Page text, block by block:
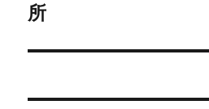
ー
シ
の
稿:
所